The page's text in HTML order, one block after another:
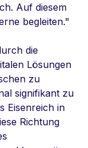
Auf diesem
begleiten."
die
Lösungen
zu
signifikant zu
Eisenreich in
Richtung